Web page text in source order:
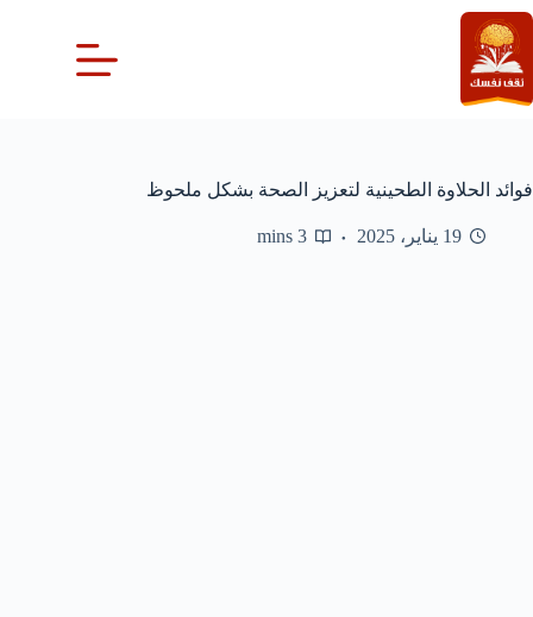
التجاوز
إلى
المحتوى
فوائد الحلاوة الطحينية لتعزيز الصحة بشكل ملحوظ
19 يناير، 2025 3 mins